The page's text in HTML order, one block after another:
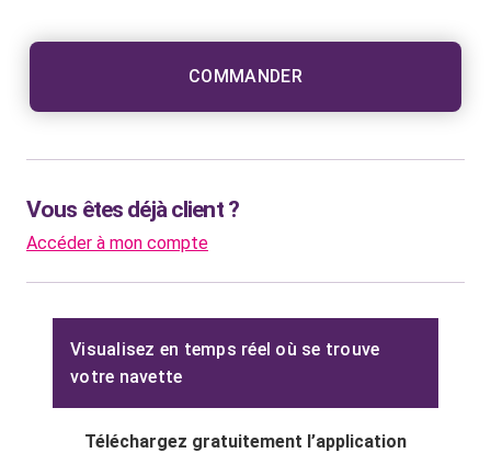
COMMANDER
Vous êtes déjà client ?
Accéder à mon compte
Visualisez en temps réel où se trouve
votre navette
Téléchargez gratuitement l’application